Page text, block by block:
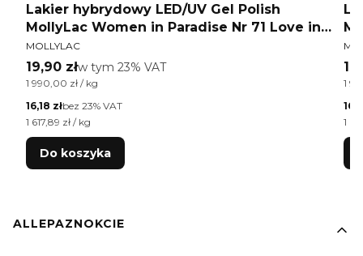
Lakier hybrydowy LED/UV Gel Polish
MollyLac Women in Paradise Nr 71 Love in
Paradise 10 g
PRODUCENT
MOLLYLAC
Cena brutto
19,90 złw tym %s VAT
w tym 23% VAT
Cena jednostkowa brutto
1 990,00 zł / kg
Cena netto
16,18 złbez 23% VAT
Cena jednostkowa netto
1 617,89 zł / kg
Do koszyka
10
1
1
Linki w stopce
ALLEPAZNOKCIE